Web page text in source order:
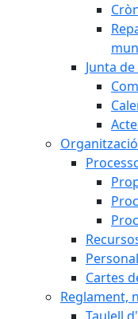
Junta
Cartes
Reglament,